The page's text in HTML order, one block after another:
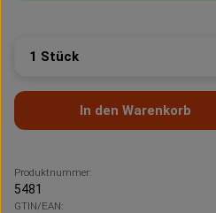
Produkt Anzahl: Gib den
In den Warenkorb
Produktnummer:
5481
GTIN/EAN: